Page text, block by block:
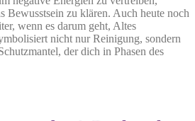
Bewusstsein zu klären. Auch heute noch
wenn es darum geht, Altes
nicht nur Reinigung, sondern
der dich in Phasen des